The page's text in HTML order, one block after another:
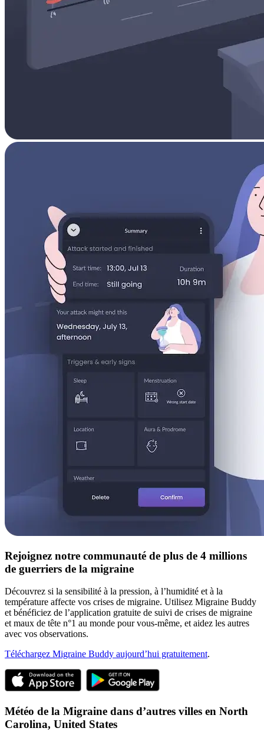
Rejoignez notre communauté de plus de 4 millions
de guerriers de la migraine
Découvrez si la sensibilité à la pression, à l’humidité et à la
température affecte vos crises de migraine. Utilisez Migraine Buddy
et bénéficiez de l’application gratuite de suivi de crises de migraine
et maux de tête n°1 au monde pour vous-même, et aidez les autres
avec vos observations.
Téléchargez Migraine Buddy aujourd’hui gratuitement.
Météo de la Migraine dans d’autres villes en North
Carolina, United States